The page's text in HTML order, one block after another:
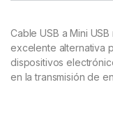
Cable USB a Mini
excelente alternativa
dispositivos
en la transmisión de